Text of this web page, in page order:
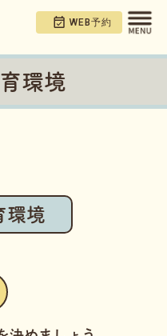
WEB予約
環境
環境